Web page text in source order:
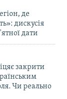
де
дискусія
дати
закрити
Чи реально